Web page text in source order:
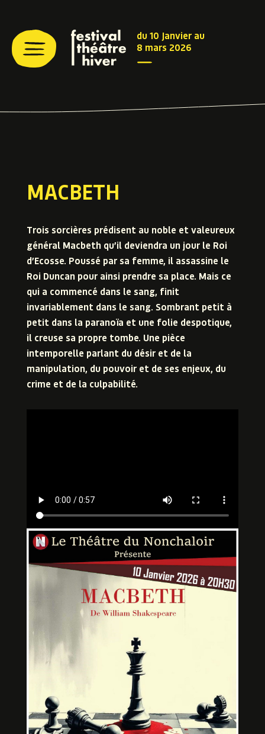
du 10 Janvier au
8 mars 2026
MACBETH
Trois sorcières prédisent au noble et valeureux
général Macbeth qu’il deviendra un jour le Roi
d’Ecosse. Poussé par sa femme, il assassine le
Roi Duncan pour ainsi prendre sa place. Mais ce
qui a commencé dans le sang, finit
invariablement dans le sang. Sombrant petit à
petit dans la paranoïa et une folie despotique,
il creuse sa propre tombe. Une pièce
intemporelle parlant du désir et de la
manipulation, du pouvoir et de ses enjeux, du
crime et de la culpabilité.